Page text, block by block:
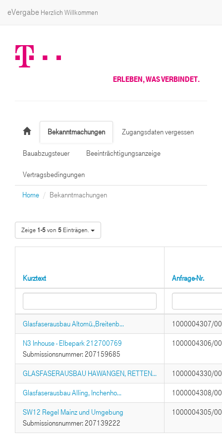
eVergabe Herzlich Willkommen
ERLEBEN, WAS VERBINDET.
Bekanntmachungen Zugangsdaten vergessen
Bauabzugsteuer Beeinträchtigungsanzeige
Vertragsbedingungen
Home Bekanntmachungen
Zeige 1-5von 5 Einträgen.
Kurztext Anfrage-Nr.
Glasfaserausbau Altomü.,Breitenb... 1000004307/
N3 Inhouse - Elbepark 212700769
Submissionsnummer: 207159685
1000004306/
GLASFASERAUSBAU HAWANGEN, RETTEN... 1000004330/
Glasfaserausbau Alling, Inchenho... 1000004308/
SW12 Regel Mainz und Umgebung
Submissionsnummer: 207139222
1000004305/